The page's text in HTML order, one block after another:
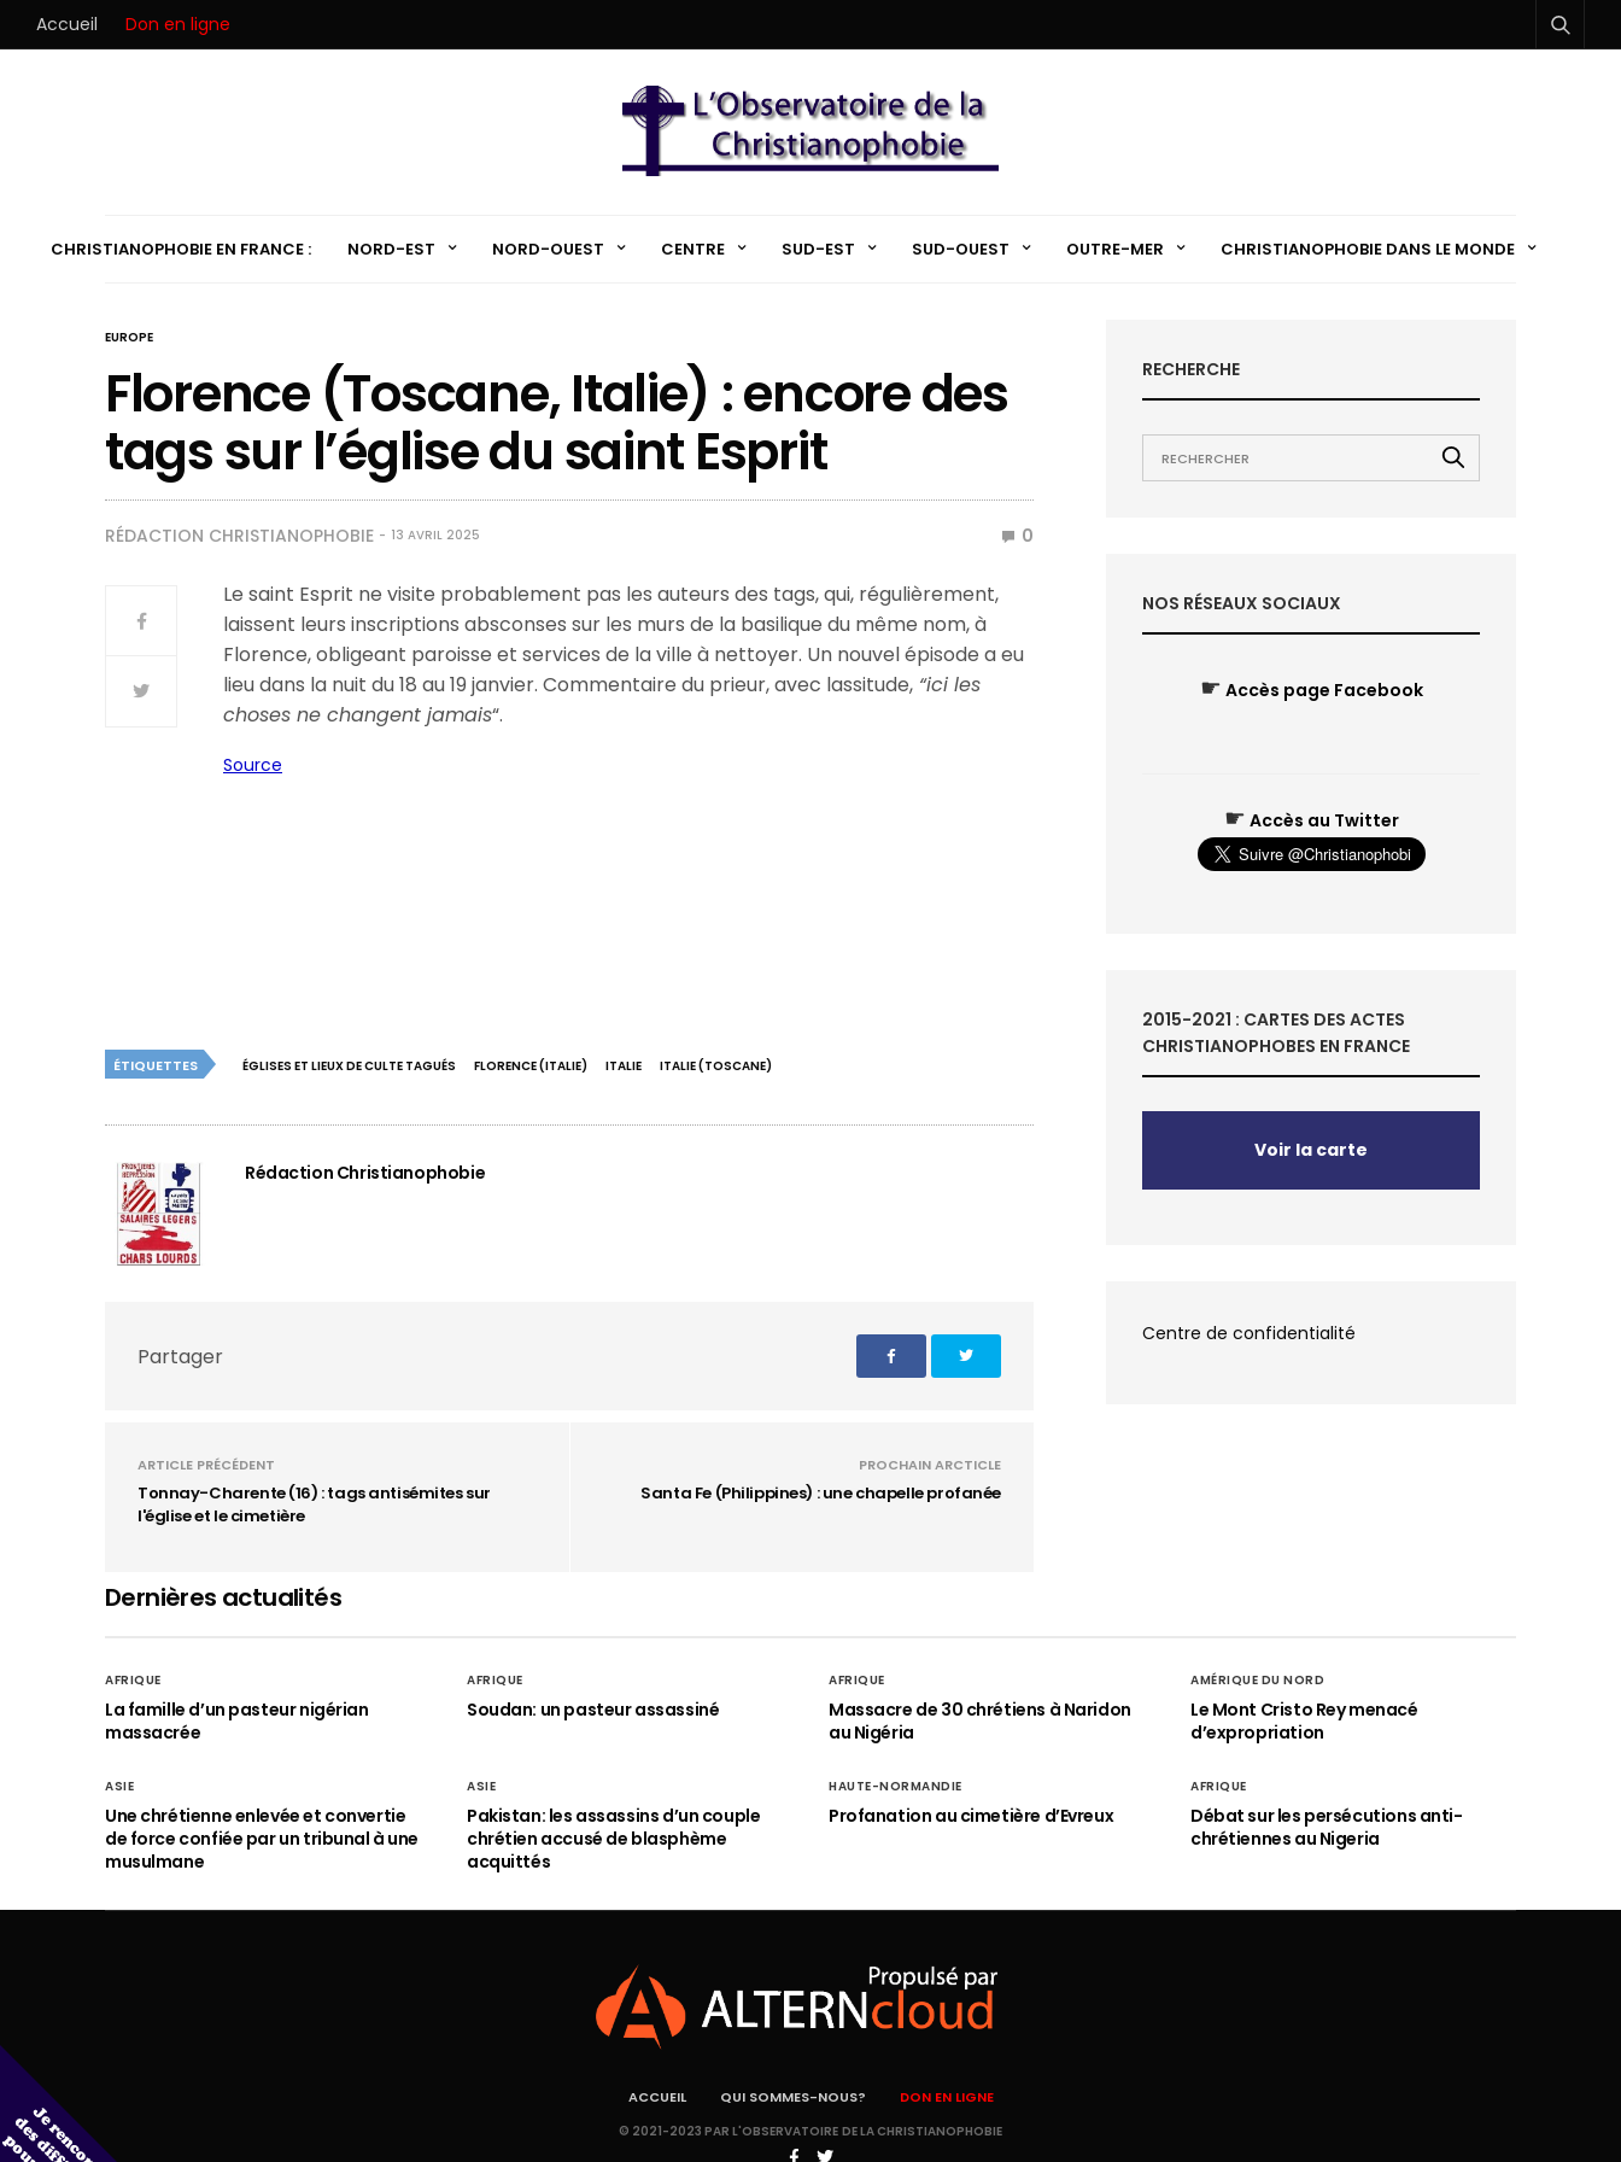
Accueil Don en ligne
CHRISTIANOPHOBIE EN FRANCE : NORD-EST NORD-OUEST CENTRE SUD-EST SUD-OUEST OUTRE-MER CHRISTIANOPHOBIE DANS LE MONDE
EUROPE
Florence (Toscane, Italie) : encore des
tags sur l’église du saint Esprit
RÉDACTION CHRISTIANOPHOBIE 13 AVRIL 2025 0
Le saint Esprit ne visite probablement pas les auteurs des tags, qui, régulièrement,
laissent leurs inscriptions absconses sur les murs de la basilique du même nom, à
Florence, obligeant paroisse et services de la ville à nettoyer. Un nouvel épisode a eu
lieu dans la nuit du 18 au 19 janvier. Commentaire du prieur, avec lassitude, “ici les
choses ne changent jamais“.
Source
ÉTIQUETTES ÉGLISES ET LIEUX DE CULTE TAGUÉS FLORENCE (ITALIE) ITALIE ITALIE (TOSCANE)
Rédaction Christianophobie
Partager
ARTICLE PRÉCÉDENT
Tonnay-Charente (16) : tags antisémites sur
l'église et le cimetière
PROCHAIN ARCTICLE
Santa Fe (Philippines) : une chapelle profanée
RECHERCHE
NOS RÉSEAUX SOCIAUX
☛ Accès page Facebook
☛ Accès au Twitter
2015-2021 : CARTES DES ACTES
CHRISTIANOPHOBES EN FRANCE
Voir la carte
Centre de confidentialité
Dernières actualités
AFRIQUE
La famille d’un pasteur nigérian
massacrée
AFRIQUE
Soudan: un pasteur assassiné
AFRIQUE
Massacre de 30 chrétiens à Naridon
au Nigéria
AMÉRIQUE DU NORD
Le Mont Cristo Rey menacé
d’expropriation
ASIE
Une chrétienne enlevée et convertie
de force confiée par un tribunal à une
musulmane
ASIE
Pakistan: les assassins d’un couple
chrétien accusé de blasphème
acquittés
HAUTE-NORMANDIE
Profanation au cimetière d’Evreux
AFRIQUE
Débat sur les persécutions anti-
chrétiennes au Nigeria
ACCUEIL QUI SOMMES-NOUS? DON EN LIGNE
© 2021-2023 PAR L'OBSERVATOIRE DE LA CHRISTIANOPHOBIE